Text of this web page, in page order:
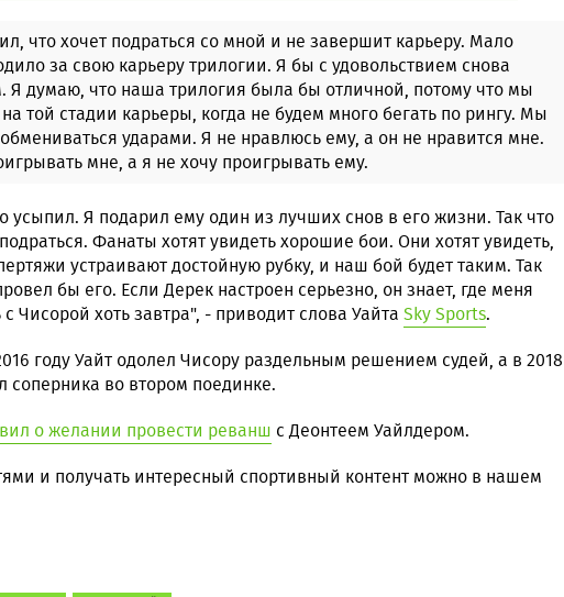
что хочет подраться со мной и не завершит карьеру. Мало
за свою карьеру трилогии. Я бы с удовольствием снова
Я думаю, что наша трилогия была бы отличной, потому что мы
той стадии карьеры, когда не будем много бегать по рингу. Мы
ударами. Я не нравлюсь ему, а он не нравится мне.
мне, а я не хочу проигрывать ему.
усыпил. Я подарил ему один из лучших снов в его жизни. Так что
Фанаты хотят увидеть хорошие бои. Они хотят увидеть,
устраивают достойную рубку, и наш бой будет таким. Так
бы его. Если Дерек настроен серьезно, он знает, где меня
Чисорой хоть завтра", - приводит слова Уайта Sky Sports.
году Уайт одолел Чисору раздельным решением судей, а в 2018
соперника во втором поединке.
о желании провести реванш с Деонтеем Уайлдером.
и получать интересный спортивный контент можно в нашем